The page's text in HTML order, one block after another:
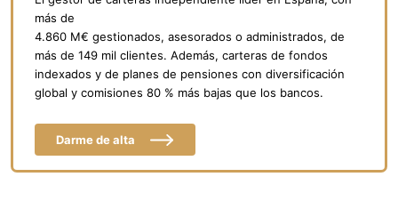
más de
4.860 M€ gestionados, asesorados o administrados, de
más de 149 mil clientes. Además, carteras de fondos
indexados y de planes de pensiones con diversificación
global y comisiones 80 % más bajas que los bancos.
Darme de alta